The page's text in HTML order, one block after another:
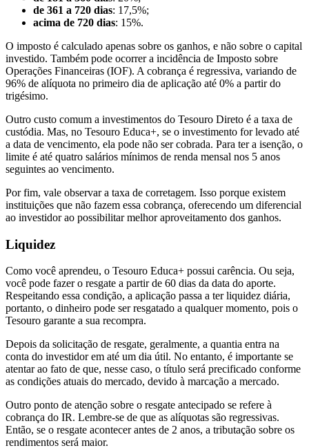
de 361 a 720 dias: 17,5%;
acima de 720 dias: 15%.
O imposto é calculado apenas sobre os ganhos, e não sobre o capital
investido. Também pode ocorrer a incidência de Imposto sobre
Operações Financeiras (IOF). A cobrança é regressiva, variando de
96% de alíquota no primeiro dia de aplicação até 0% a partir do
trigésimo.
Outro custo comum a investimentos do Tesouro Direto é a taxa de
custódia. Mas, no Tesouro Educa+, se o investimento for levado até
a data de vencimento, ela pode não ser cobrada. Para ter a isenção, o
limite é até quatro salários mínimos de renda mensal nos 5 anos
seguintes ao vencimento.
Por fim, vale observar a taxa de corretagem. Isso porque existem
instituições que não fazem essa cobrança, oferecendo um diferencial
ao investidor ao possibilitar melhor aproveitamento dos ganhos.
Liquidez
Como você aprendeu, o Tesouro Educa+ possui carência. Ou seja,
você pode fazer o resgate a partir de 60 dias da data do aporte.
Respeitando essa condição, a aplicação passa a ter liquidez diária,
portanto, o dinheiro pode ser resgatado a qualquer momento, pois o
Tesouro garante a sua recompra.
Depois da solicitação de resgate, geralmente, a quantia entra na
conta do investidor em até um dia útil. No entanto, é importante se
atentar ao fato de que, nesse caso, o título será precificado conforme
as condições atuais do mercado, devido à marcação a mercado.
Outro ponto de atenção sobre o resgate antecipado se refere à
cobrança do IR. Lembre-se de que as alíquotas são regressivas.
Então, se o resgate acontecer antes de 2 anos, a tributação sobre os
rendimentos será maior.